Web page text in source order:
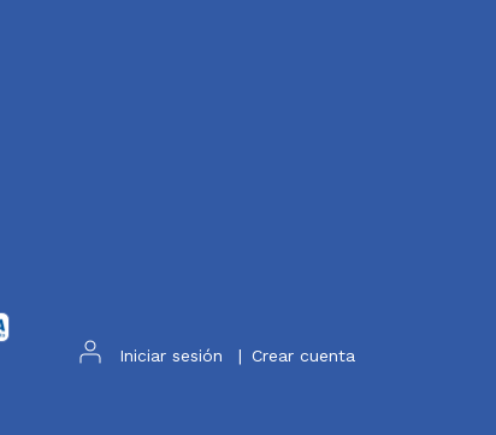
Iniciar sesión | Crear cuenta